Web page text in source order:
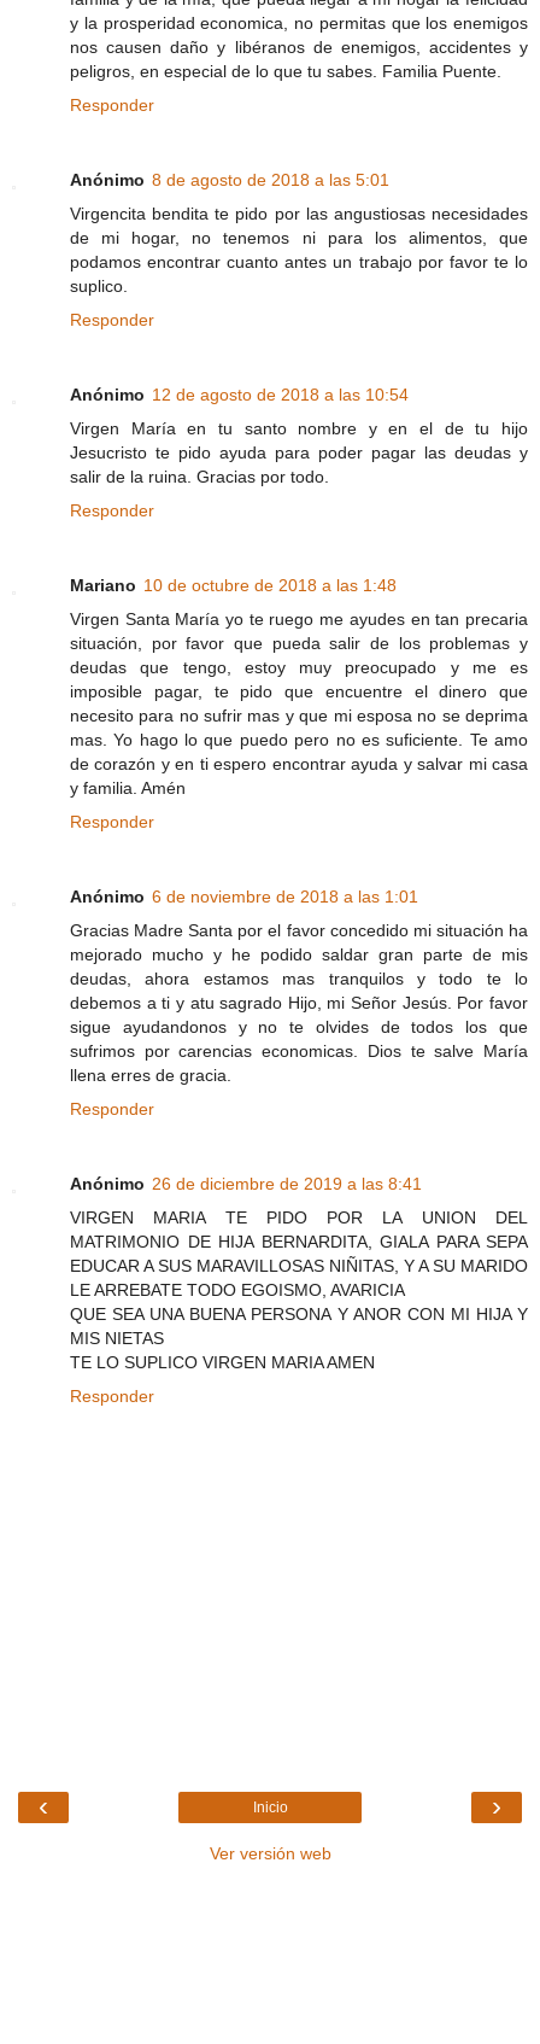
y la prosperidad economica, no permitas que los enemigos
nos causen daño y libéranos de enemigos, accidentes y
peligros, en especial de lo que tu sabes. Familia Puente.
Responder
Anónimo 8 de agosto de 2018 a las 5:01
Virgencita bendita te pido por las angustiosas necesidades
de mi hogar, no tenemos ni para los alimentos, que
podamos encontrar cuanto antes un trabajo por favor te lo
suplico.
Responder
Anónimo 12 de agosto de 2018 a las 10:54
Virgen María en tu santo nombre y en el de tu hijo
Jesucristo te pido ayuda para poder pagar las deudas y
salir de la ruina. Gracias por todo.
Responder
Mariano 10 de octubre de 2018 a las 1:48
Virgen Santa María yo te ruego me ayudes en tan precaria
situación, por favor que pueda salir de los problemas y
deudas que tengo, estoy muy preocupado y me es
imposible pagar, te pido que encuentre el dinero que
necesito para no sufrir mas y que mi esposa no se deprima
mas. Yo hago lo que puedo pero no es suficiente. Te amo
de corazón y en ti espero encontrar ayuda y salvar mi casa
y familia. Amén
Responder
Anónimo 6 de noviembre de 2018 a las 1:01
Gracias Madre Santa por el favor concedido mi situación ha
mejorado mucho y he podido saldar gran parte de mis
deudas, ahora estamos mas tranquilos y todo te lo
debemos a ti y atu sagrado Hijo, mi Señor Jesús. Por favor
sigue ayudandonos y no te olvides de todos los que
sufrimos por carencias economicas. Dios te salve María
llena erres de gracia.
Responder
Anónimo 26 de diciembre de 2019 a las 8:41
VIRGEN MARIA TE PIDO POR LA UNION DEL
MATRIMONIO DE HIJA BERNARDITA, GIALA PARA SEPA
EDUCAR A SUS MARAVILLOSAS NIÑITAS, Y A SU MARIDO
LE ARREBATE TODO EGOISMO, AVARICIA
QUE SEA UNA BUENA PERSONA Y ANOR CON MI HIJA Y
MIS NIETAS
TE LO SUPLICO VIRGEN MARIA AMEN
Responder
‹ ›
Inicio
Ver versión web